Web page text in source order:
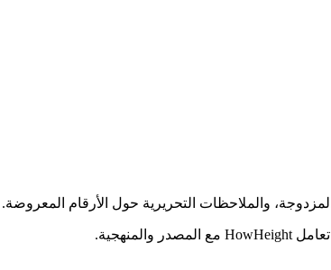
والملاحظات التحريرية حول الأرقام المعروضة.